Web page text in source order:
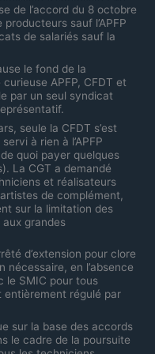
de l’accord du 8 octobre
sauf l’APFP
de salariés sauf la
le fond de la
curieuse APFP, CFDT et
par un seul syndicat
seule la CFDT s’est
à rien à l’APFP
quoi payer quelques
La CGT a demandé
et réalisateurs
de complément,
sur la limitation des
grandes
d’extension pour clore
nécessaire, en l’absence
le SMIC pour tous
entièrement régulé par
sur la base des accords
le cadre de la poursuite